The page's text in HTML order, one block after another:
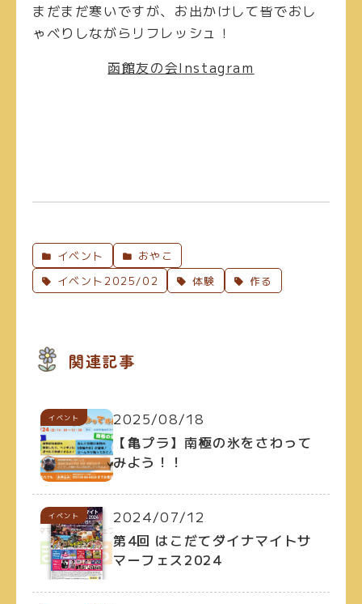
まだまだ寒いですが、お出かけして皆でおし
ゃべりしながらリフレッシュ！
函館友の会Instagram
イベント
おやこ
イベント2025/02
体験 作る
関連記事
イベント
2025/08/18
【亀プラ】南極の氷をさわって
みよう！！
イベント
2024/07/12
第4回 はこだてダイナマイトサ
マーフェス2024